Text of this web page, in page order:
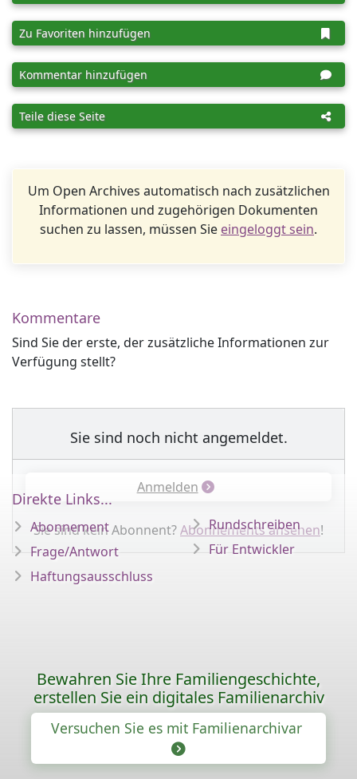
Zu Favoriten hinzufügen
Kommentar hinzufügen
Teile diese Seite
Um Open Archives automatisch nach zusätzlichen
Informationen und zugehörigen Dokumenten
suchen zu lassen, müssen Sie eingeloggt sein.
Kommentare
Sind Sie der erste, der zusätzliche Informationen zur
Verfügung stellt?
Sie sind noch nicht angemeldet.
Anmelden
Sie sind kein Abonnent?Abonnements ansehen!
Direkte Links...
Abonnement
Frage/Antwort
Haftungsausschluss
Rundschreiben
Für Entwickler
Bewahren Sie Ihre Familiengeschichte,
erstellen Sie ein digitales Familienarchiv
Versuchen Sie es mit Familienarchivar